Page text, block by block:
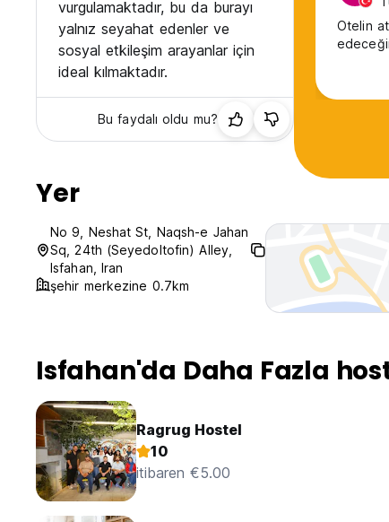
vurgulamaktadır, bu da burayı
yalnız seyahat edenler ve
sosyal etkileşim arayanlar için
ideal kılmaktadır.
Bu faydalı oldu mu?
Otelin
Yer
No 9, Neshat St, Naqsh-e Jahan
Sq, 24th (Seyedoltofin) Alley,
Isfahan, Iran
şehir merkezine 0.7km
Isfahan'da Daha Fazla
Ragrug Hostel
10
itibaren €5.00